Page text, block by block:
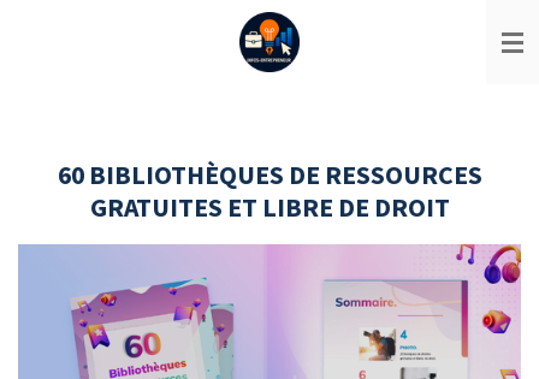
60 BIBLIOTHÈQUES DE RESSOURCES
GRATUITES ET LIBRE DE DROIT